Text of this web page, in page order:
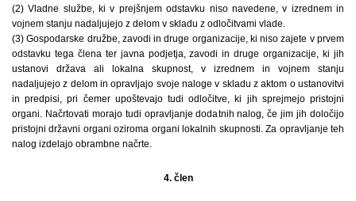
(2) Vladne službe, ki v prejšnjem odstavku niso navedene, v izrednem in
vojnem stanju nadaljujejo z delom v skladu z odločitvami vlade.
(3) Gospodarske družbe, zavodi in druge organizacije, ki niso zajete v prvem
odstavku tega člena ter javna podjetja, zavodi in druge organizacije, ki jih
ustanovi država ali lokalna skupnost, v izrednem in vojnem stanju
nadaljujejo z delom in opravljajo svoje naloge v skladu z aktom o ustanovitvi
in predpisi, pri čemer upoštevajo tudi odločitve, ki jih sprejmejo pristojni
organi. Načrtovati morajo tudi opravljanje dodatnih nalog, če jim jih določijo
pristojni državni organi oziroma organi lokalnih skupnosti. Za opravljanje teh
nalog izdelajo obrambne načrte.
4. člen